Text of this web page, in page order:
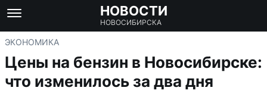
НОВОСТИ
НОВОСИБИРСКА
ЭКОНОМИКА
Цены на бензин в Новосибирске:
что изменилось за два дня